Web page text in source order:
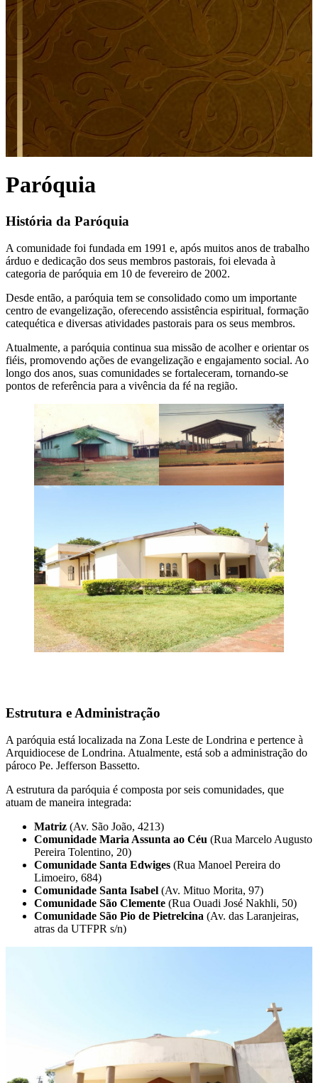
Paróquia
História da Paróquia
A comunidade foi fundada em 1991 e, após muitos anos de trabalho
árduo e dedicação dos seus membros pastorais, foi elevada à
categoria de paróquia em 10 de fevereiro de 2002.
Desde então, a paróquia tem se consolidado como um importante
centro de evangelização, oferecendo assistência espiritual, formação
catequética e diversas atividades pastorais para os seus membros.
Atualmente, a paróquia continua sua missão de acolher e orientar os
fiéis, promovendo ações de evangelização e engajamento social. Ao
longo dos anos, suas comunidades se fortaleceram, tornando-se
pontos de referência para a vivência da fé na região.
Estrutura e Administração
A paróquia está localizada na Zona Leste de Londrina e pertence à
Arquidiocese de Londrina. Atualmente, está sob a administração do
pároco Pe. Jefferson Bassetto.
A estrutura da paróquia é composta por seis comunidades, que
atuam de maneira integrada:
Matriz (Av. São João, 4213)
Comunidade Maria Assunta ao Céu (Rua Marcelo Augusto
Pereira Tolentino, 20)
Comunidade Santa Edwiges (Rua Manoel Pereira do
Limoeiro, 684)
Comunidade Santa Isabel (Av. Mituo Morita, 97)
Comunidade São Clemente (Rua Ouadi José Nakhli, 50)
Comunidade São Pio de Pietrelcina (Av. das Laranjeiras,
atras da UTFPR s/n)